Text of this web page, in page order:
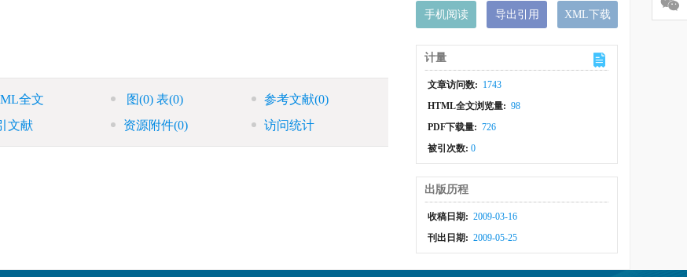
全文 图(0) 表(0) 参考文献(0)
文献 资源附件(0) 访问统计
手机阅读 导出引用 XML下载
计量
文章访问数: 1743
HTML全文浏览量: 98
PDF下载量: 726
被引次数:0
出版历程
收稿日期: 2009-03-16
刊出日期: 2009-05-25